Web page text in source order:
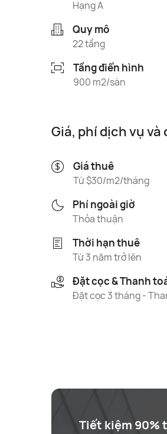
Hạng A
Quy mô
22 tầng
Tầng điển hình
900 m2/sàn
Giá, phí dịch vụ
Giá thuê
Từ $30/m2/tháng
Phí ngoài giờ
Thỏa thuận
Thời hạn thuê
Từ 3 năm trở lên
Đặt cọc & Thanh
Đặt cọc 3 tháng -
Tiết kiệm 90%